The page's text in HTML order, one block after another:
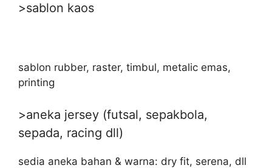
>sablon kaos
sablon rubber, raster, timbul, metalic emas,
printing
>aneka jersey (futsal, sepakbola,
sepada, racing dll)
sedia aneka bahan & warna: dry fit, serena, dll